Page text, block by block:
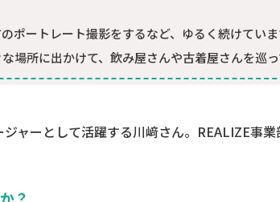
ポートレート撮影をするなど、ゆるく続けてい
場所に出かけて、飲み屋さんや古着屋さんを巡っ
ャーとして活躍する川﨑さん。REALIZE事